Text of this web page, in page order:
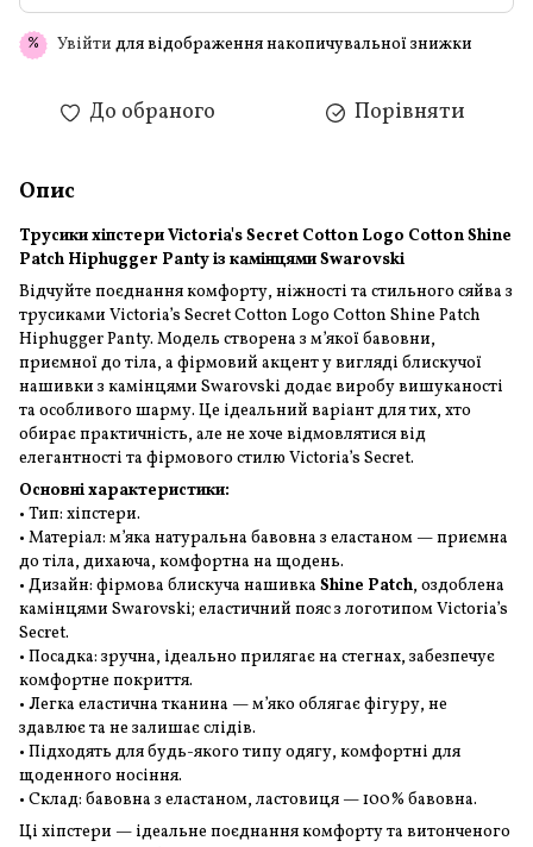
% Увійти для відображення накопичувальної знижки
До обраного Порівняти
Опис
Трусики хіпстери Victoria's Secret Cotton Logo Cotton Shine
Patch Hiphugger Panty із камінцями Swarovski
Відчуйте поєднання комфорту, ніжності та стильного сяйва з
трусиками Victoria’s Secret Cotton Logo Cotton Shine Patch
Hiphugger Panty. Модель створена з м’якої бавовни,
приємної до тіла, а фірмовий акцент у вигляді блискучої
нашивки з камінцями Swarovski додає виробу вишуканості
та особливого шарму. Це ідеальний варіант для тих, хто
обирає практичність, але не хоче відмовлятися від
елегантності та фірмового стилю Victoria’s Secret.
Основні характеристики:
• Тип: хіпстери.
• Матеріал: м’яка натуральна бавовна з еластаном — приємна
до тіла, дихаюча, комфортна на щодень.
• Дизайн: фірмова блискуча нашивка Shine Patch, оздоблена
камінцями Swarovski; еластичний пояс з логотипом Victoria’s
Secret.
• Посадка: зручна, ідеально прилягає на стегнах, забезпечує
комфортне покриття.
• Легка еластична тканина — м’яко облягає фігуру, не
здавлює та не залишає слідів.
• Підходять для будь-якого типу одягу, комфортні для
щоденного носіння.
• Склад: бавовна з еластаном, ластовиця — 100% бавовна.
Ці хіпстери — ідеальне поєднання комфорту та витонченого